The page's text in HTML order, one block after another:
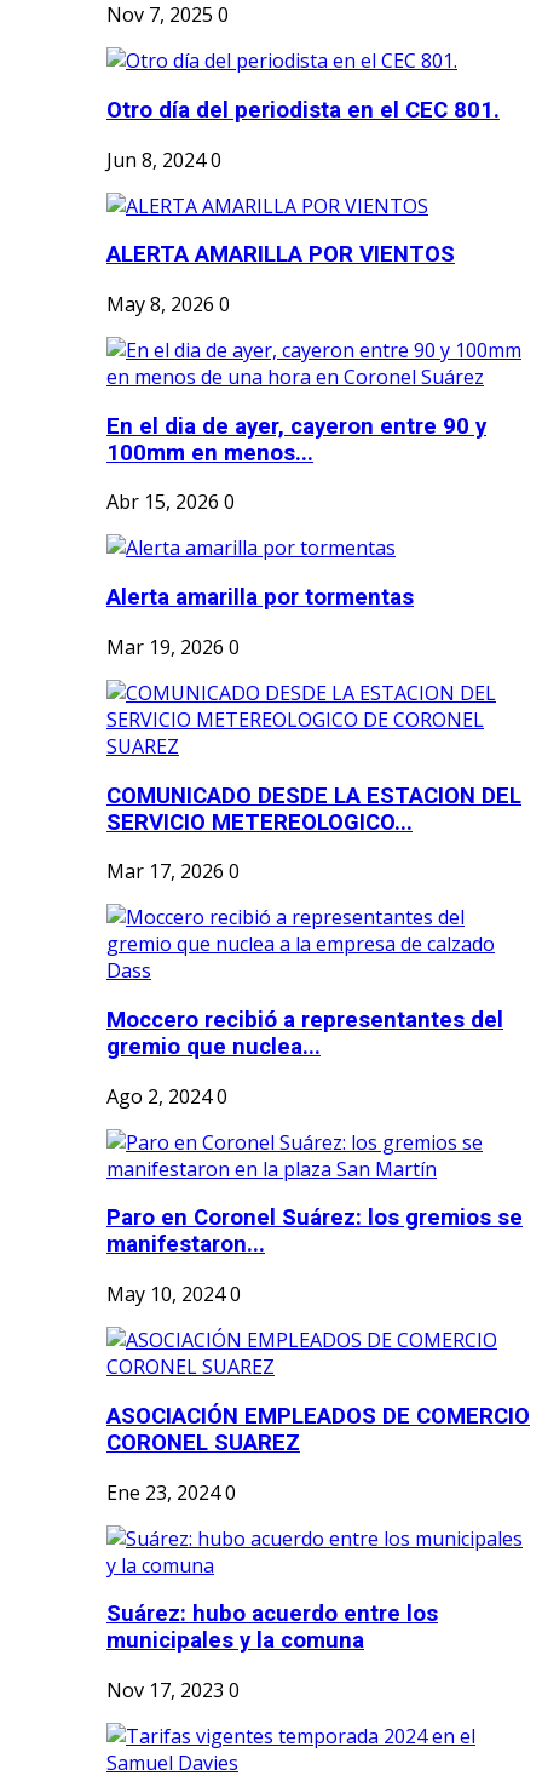
Nov 7, 2025 0
Otro día del periodista en el CEC 801.
Jun 8, 20240
ALERTA AMARILLA POR VIENTOS
May 8, 2026 0
En el dia de ayer, cayeron entre 90 y
100mm en menos...
Abr 15, 2026 0
Alerta amarilla por tormentas
Mar 19, 2026 0
COMUNICADO DESDE LA ESTACION DEL
SERVICIO METEREOLOGICO...
Mar 17, 2026 0
Moccero recibió a representantes del
gremio que nuclea...
Ago 2, 20240
Paro en Coronel Suárez: los gremios se
manifestaron...
May 10, 20240
ASOCIACIÓN EMPLEADOS DE COMERCIO
CORONEL SUAREZ
Ene 23, 20240
Suárez: hubo acuerdo entre los
municipales y la comuna
Nov 17, 2023 0